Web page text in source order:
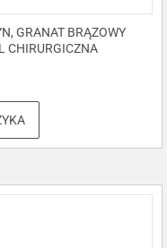
GRANAT BRĄZOWY
CHIRURGICZNA